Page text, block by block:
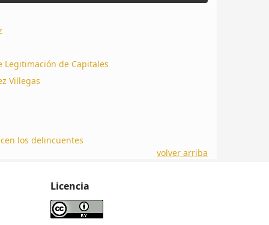
Legitimación de Capitales
Villegas
los delincuentes
volver arriba
Licencia